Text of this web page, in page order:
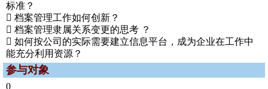
标准？
 档案管理工作如何创新？
 档案管理隶属关系变更的思考 ？
 如何按公司的实际需要建立信息平台，成为企业在工作中
能充分利用资源？
参与对象
0